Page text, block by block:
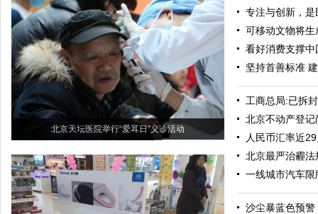
北京天坛医院举行“爱耳日”义诊活动
专注与创新，
可移动文物将
看好消费支撑中
坚持首善标准
工商总局:已拆
北京不动产登
人民币汇率近
北京最严治霾法
一线城市汽车
沙尘暴蓝色预